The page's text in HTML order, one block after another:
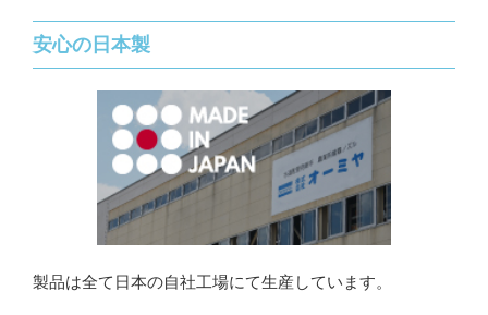
安心の日本製
製品は全て日本の自社工場にて生産しています。